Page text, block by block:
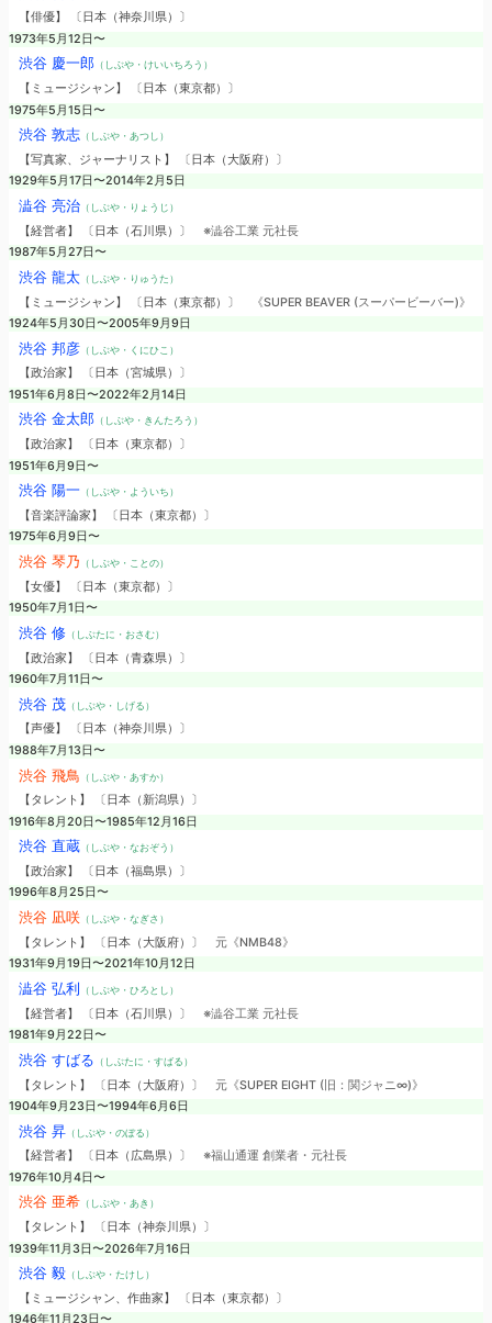
【俳優】 〔日本（神奈川県）〕
1973年5月12日〜
渋谷 慶一郎（しぶや・けいいちろう）
【ミュージシャン】 〔日本（東京都）〕
1975年5月15日〜
渋谷 敦志（しぶや・あつし）
【写真家、ジャーナリスト】 〔日本（大阪府）〕
1929年5月17日〜2014年2月5日
澁谷 亮治（しぶや・りょうじ）
【経営者】 〔日本（石川県）〕 ※澁谷工業 元社長
1987年5月27日〜
渋谷 龍太（しぶや・りゅうた）
【ミュージシャン】 〔日本（東京都）〕
《SUPER BEAVER (スーパービーバー)》
1924年5月30日〜2005年9月9日
渋谷 邦彦（しぶや・くにひこ）
【政治家】 〔日本（宮城県）〕
1951年6月8日〜2022年2月14日
渋谷 金太郎（しぶや・きんたろう）
【政治家】 〔日本（東京都）〕
1951年6月9日〜
渋谷 陽一（しぶや・よういち）
【音楽評論家】 〔日本（東京都）〕
1975年6月9日〜
渋谷 琴乃 （しぶや・ことの）
【女優】 〔日本（東京都）〕
1950年7月1日〜
渋谷 修（しぶたに・おさむ）
【政治家】 〔日本（青森県）〕
1960年7月11日〜
渋谷 茂（しぶや・しげる）
【声優】 〔日本（神奈川県）〕
1988年7月13日〜
渋谷 飛鳥 （しぶや・あすか）
【タレント】 〔日本（新潟県）〕
1916年8月20日〜1985年12月16日
渋谷 直蔵（しぶや・なおぞう）
【政治家】 〔日本（福島県）〕
1996年8月25日〜
渋谷 凪咲（しぶや・なぎさ）
【タレント】 〔日本（大阪府）〕 元《NMB48》
1931年9月19日〜2021年10月12日
澁谷 弘利 （しぶや・ひろとし）
【経営者】 〔日本（石川県）〕 ※澁谷工業 元社長
1981年9月22日〜
渋谷 すばる （しぶたに・すばる）
【タレント】 〔日本（大阪府）〕 元《SUPER EIGHT (旧：関ジャニ∞)》
1904年9月23日〜1994年6月6日
渋谷 昇（しぶや・のぼる）
【経営者】 〔日本（広島県）〕 ※福山通運 創業者・元社長
1976年10月4日〜
渋谷 亜希（しぶや・あき）
【タレント】 〔日本（神奈川県）〕
1939年11月3日〜2026年7月16日
渋谷 毅（しぶや・たけし）
【ミュージシャン、作曲家】 〔日本（東京都）〕
1946年11月23日〜